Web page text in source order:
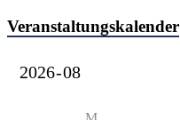
Veranstaltungskalender